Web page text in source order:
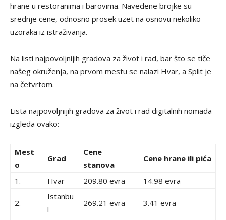
hrane u restoranima i barovima. Navedene brojke su
srednje cene, odnosno prosek uzet na osnovu nekoliko
uzoraka iz istraživanja.
Na listi najpovoljnijih gradova za život i rad, bar što se tiče
našeg okruženja, na prvom mestu se nalazi Hvar, a Split je
na četvrtom.
Lista najpovoljnijih gradova za život i rad digitalnih nomada
izgleda ovako:
Mest
o
Grad
Cene
stanova
Cene hrane ili pića
1. Hvar 209.80 evra 14.98 evra
2.
Istanbu
l
269.21 evra 3.41 evra